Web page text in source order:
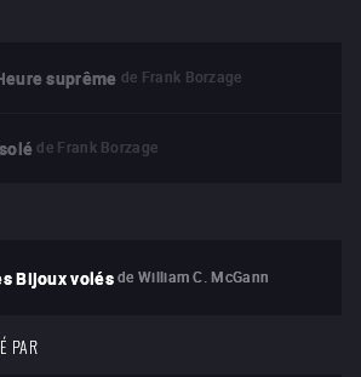
suprême de Frank Borzage
de Frank Borzage
Bijoux volés de William C. McGann
PAR